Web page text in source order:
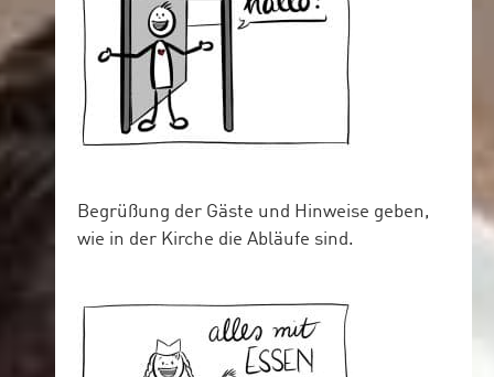
Begrüßung der Gäste und Hinweise geben,
wie in der Kirche die Abläufe sind.